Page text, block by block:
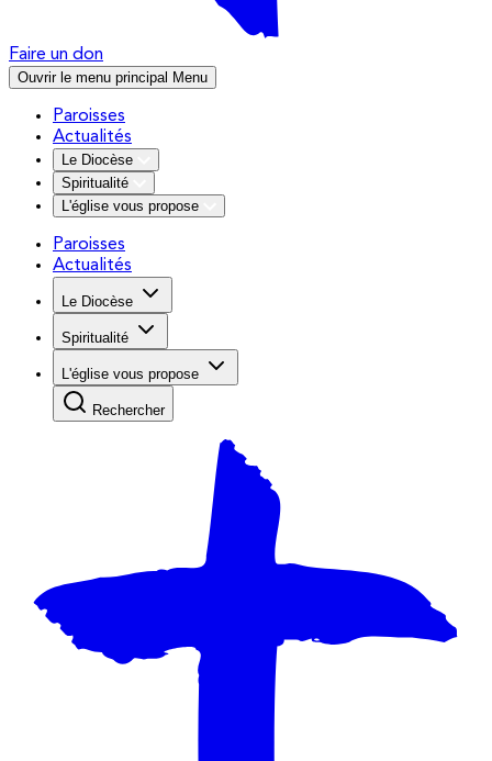
Faire un don
Ouvrir le menu principal Menu
Paroisses
Actualités
Le Diocèse
Spiritualité
L'église vous propose
Paroisses
Actualités
Le Diocèse
Spiritualité
L'église vous propose
Rechercher